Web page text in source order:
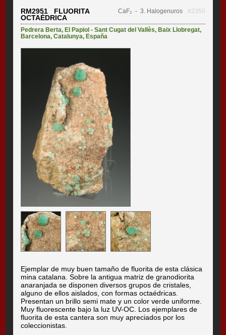
RM2951 FLUORITA
OCTAÉDRICA
CaF₂ - 3. Halogenuros #2350
Pedrera Berta,El Papiol - Sant Cugat del Vallès,Baix Llobregat,
Barcelona,Catalunya,España
Ejemplar de muy buen tamaño de fluorita de esta clásica
mina catalana. Sobre la antigua matriz de granodiorita
anaranjada se disponen diversos grupos de cristales,
alguno de ellos aislados, con formas octaédricas.
Presentan un brillo semi mate y un color verde uniforme.
Muy fluorescente bajo la luz UV-OC. Los ejemplares de
fluorita de esta cantera son muy apreciados por los
coleccionistas.